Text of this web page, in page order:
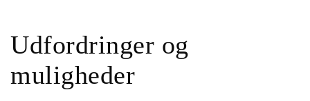
Udfordringer og
muligheder